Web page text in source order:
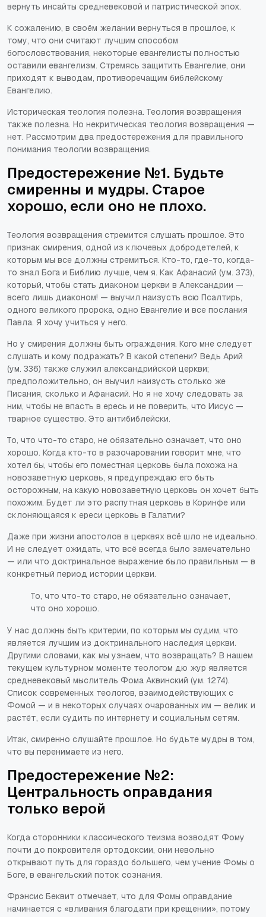
вернуть инсайты средневековой и патристической эпох.
К сожалению, в своём желании вернуться в прошлое, к
тому, что они считают лучшим способом
богословствования, некоторые евангелисты полностью
оставили евангелизм. Стремясь защитить Евангелие, они
приходят к выводам, противоречащим библейскому
Евангелию.
Историческая теология полезна. Теология возвращения
также полезна. Но некритическая теология возвращения —
нет. Рассмотрим два предостережения для правильного
понимания теологии возвращения.
Предостережение №1. Будьте
смиренны и мудры. Старое
хорошо, если оно не плохо.
Теология возвращения стремится слушать прошлое. Это
признак смирения, одной из ключевых добродетелей, к
которым мы все должны стремиться. Кто-то, где-то, когда-
то знал Бога и Библию лучше, чем я. Как Афанасий (ум. 373),
который, чтобы стать диаконом церкви в Александрии —
всего лишь диаконом! — выучил наизусть всю Псалтирь,
одного великого пророка, одно Евангелие и все послания
Павла. Я хочу учиться у него.
Но у смирения должны быть ограждения. Кого мне следует
слушать и кому подражать? В какой степени? Ведь Арий
(ум. 336) также служил александрийской церкви;
предположительно, он выучил наизусть столько же
Писания, сколько и Афанасий. Но я не хочу следовать за
ним, чтобы не впасть в ересь и не поверить, что Иисус —
тварное существо. Это антибиблейски.
То, что что-то старо, не обязательно означает, что оно
хорошо. Когда кто-то в разочаровании говорит мне, что
хотел бы, чтобы его поместная церковь была похожа на
новозаветную церковь, я предупреждаю его быть
осторожным, на какую новозаветную церковь он хочет быть
похожим. Будет ли это распутная церковь в Коринфе или
склоняющаяся к ереси церковь в Галатии?
Даже при жизни апостолов в церквях всё шло не идеально.
И не следует ожидать, что всё всегда было замечательно
— или что доктринальное выражение было правильным — в
конкретный период истории церкви.
То, что что-то старо, не обязательно означает,
что оно хорошо.
У нас должны быть критерии, по которым мы судим, что
является лучшим из доктринального наследия церкви.
Другими словами, как мы узнаем, что возвращать? В нашем
текущем культурном моменте теологом дю жур является
средневековый мыслитель Фома Аквинский (ум. 1274).
Список современных теологов, взаимодействующих с
Фомой — и в некоторых случаях очарованных им — велик и
растёт, если судить по интернету и социальным сетям.
Итак, смиренно слушайте прошлое. Но будьте мудры в том,
что вы перенимаете из него.
Предостережение №2:
Центральность оправдания
только верой
Когда сторонники классического теизма возводят Фому
почти до покровителя ортодоксии, они невольно
открывают путь для гораздо большего, чем учение Фомы о
Боге, в евангельский поток сознания.
Фрэнсис Беквит отмечает, что для Фомы оправдание
начинается с «вливания благодати при крещении», потому